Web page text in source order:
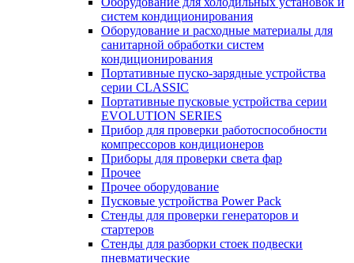
систем кондиционирования
Оборудование и расходные материалы для
санитарной обработки систем
кондиционирования
Портативные пуско-зарядные устройства
серии CLASSIC
Портативные пусковые устройства серии
EVOLUTION SERIES
Прибор для проверки работоспособности
компрессоров кондиционеров
Приборы для проверки света фар
Прочее
Прочее оборудование
Пусковые устройства Power Pack
Стенды для проверки генераторов и
стартеров
Стенды для разборки стоек подвески
пневматические